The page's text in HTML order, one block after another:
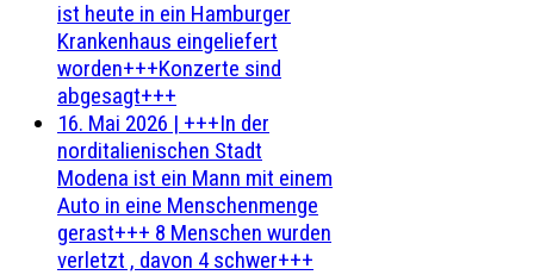
ist heute in ein Hamburger
Krankenhaus eingeliefert
worden+++Konzerte sind
abgesagt+++
16. Mai 2026 | +++In der
norditalienischen Stadt
Modena ist ein Mann mit einem
Auto in eine Menschenmenge
gerast+++ 8 Menschen wurden
verletzt , davon 4 schwer+++